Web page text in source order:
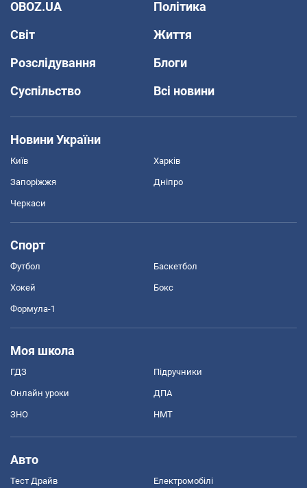
OBOZ.UA
Політика
Світ
Життя
Розслідування
Блоги
Суспільство
Всі новини
Новини України
Київ Харків
Запоріжжя Дніпро
Черкаси
Спорт
Футбол Баскетбол
Хокей Бокс
Формула-1
Моя школа
ГДЗ Підручники
Онлайн уроки ДПА
ЗНО НМТ
Авто
Тест Драйв Електромобілі